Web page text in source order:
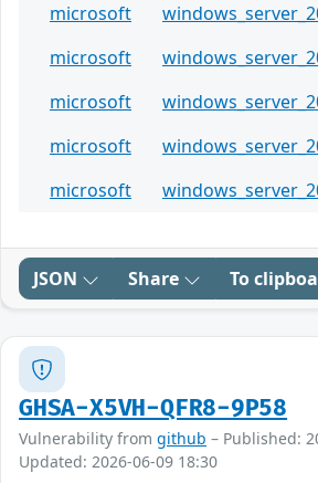
microsoft
microsoft
microsoft
microsoft
microsoft
JSON Share To
GHSA-X5VH-QFR8-9P58
Vulnerability from github – Published:
Updated: 2026-06-09 18:30